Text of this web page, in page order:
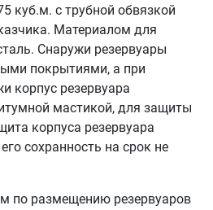
куб.м. с трубной обвязкой
Материалом для
Снаружи резервуары
покрытиями, а при
корпус резервуара
мастикой, для защиты
корпуса резервуара
сохранность на срок не
по размещению резервуаров